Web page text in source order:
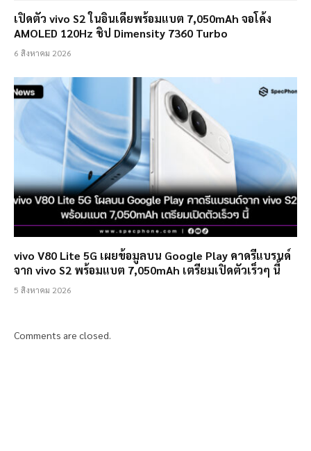
เปิดตัว vivo S2 ในอินเดียพร้อมแบต 7,050mAh จอโค้ง
AMOLED 120Hz ชิป Dimensity 7360 Turbo
6 สิงหาคม 2026
vivo V80 Lite 5G เผยข้อมูลบน Google Play คาดรีแบรนด์
จาก vivo S2 พร้อมแบต 7,050mAh เตรียมเปิดตัวเร็วๆ นี้
5 สิงหาคม 2026
Comments are closed.